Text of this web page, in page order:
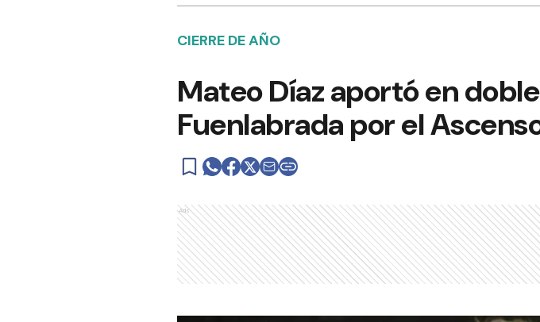
CIERRE DE AÑO
Mateo Díaz aportó en
Fuenlabrada por el
Ads